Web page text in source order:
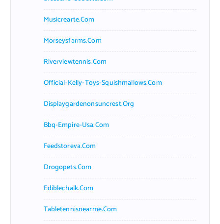
Musicrearte.com
Morseysfarms.com
Riverviewtennis.com
Official-Kelly-Toys-Squishmallows.com
Displaygardenonsuncrest.org
Bbq-Empire-Usa.com
Feedstoreva.com
Drogopets.com
Ediblechalk.com
Tabletennisnearme.com